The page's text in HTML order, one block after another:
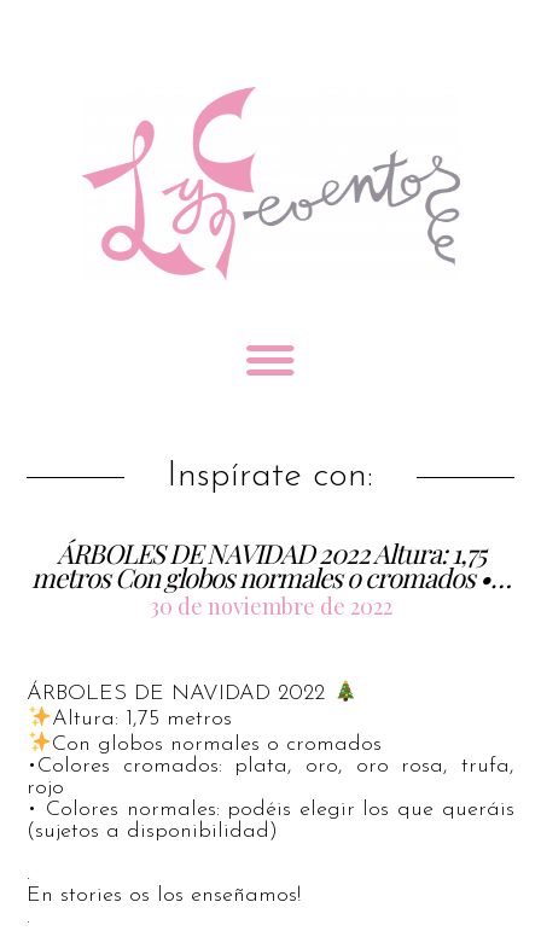
Inspírate con:
ÁRBOLES DE NAVIDAD 2022 Altura: 1,75
metros Con globos normales o cromados •…
30 de noviembre de 2022
ÁRBOLES DE NAVIDAD 2022
Altura: 1,75 metros
Con globos normales o cromados
•Colores cromados: plata, oro, oro rosa, trufa,
rojo
• Colores normales: podéis elegir los que queráis
(sujetos a disponibilidad)
.
En stories os los enseñamos!
.